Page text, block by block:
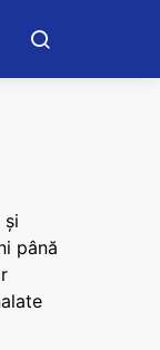
și
până